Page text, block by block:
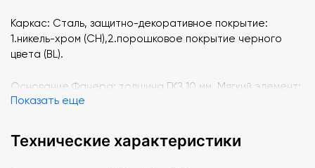
Каркас: Сталь, защитно-декоративное покрытие:
1.никель-хром (СН),2.порошковое покрытие черного
цвета (BL).
Основание Фанера: толщина ГКЗ 10 мм. Мягкий элемент:
пенополиуретан
Габаритный размер: 600х600х900 мм
Показать еще
Технические характеристики